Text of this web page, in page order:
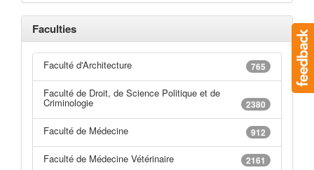
Faculties
Faculté d'Architecture 765
Faculté de Droit, de Science Politique et de
Criminologie 2380
Faculté de Médecine 912
Faculté de Médecine Vétérinaire 2161